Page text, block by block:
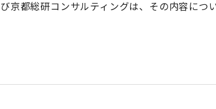
都総研コンサルティングは、その内容につ